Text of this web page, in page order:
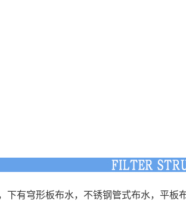
有穹形板布水，不锈钢管式布水，平板